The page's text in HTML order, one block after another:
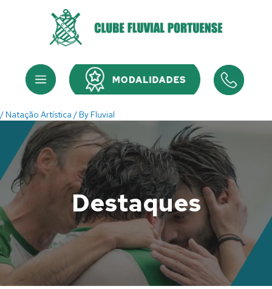
Menu Menu
/ Natação Artística / By Fluvial
Destaques